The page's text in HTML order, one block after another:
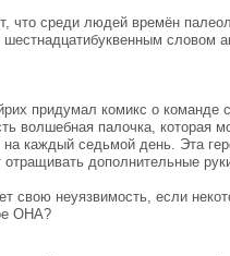
что среди людей времён
словом
придумал комикс о команде
волшебная палочка, которая
на каждый седьмой день. Эта
дополнительные
свою неуязвимость, если
ОНА?